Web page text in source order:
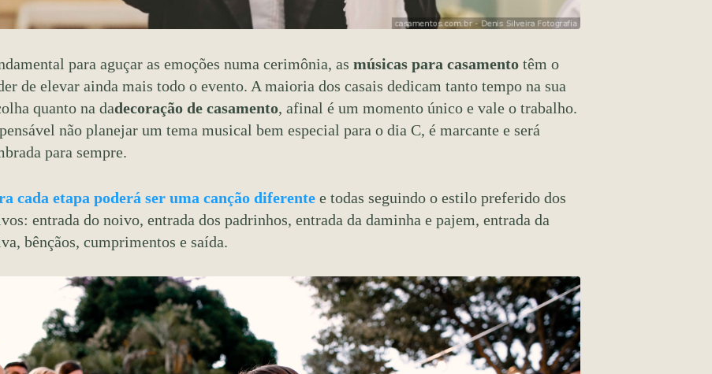
para aguçar as emoções numa cerimônia, as músicas para casamento têm o
de elevar ainda mais todo o evento. A maioria dos casais dedicam tanto tempo na sua
quanto na dadecoração de casamento, afinal é um momento único e vale o trabalho.
não planejar um tema musical bem especial para o dia C, é marcante e será
para sempre.
cada etapa poderá ser uma canção diferente e todas seguindo o estilo preferido dos
entrada do noivo, entrada dos padrinhos, entrada da daminha e pajem, entrada da
bênçãos, cumprimentos e saída.